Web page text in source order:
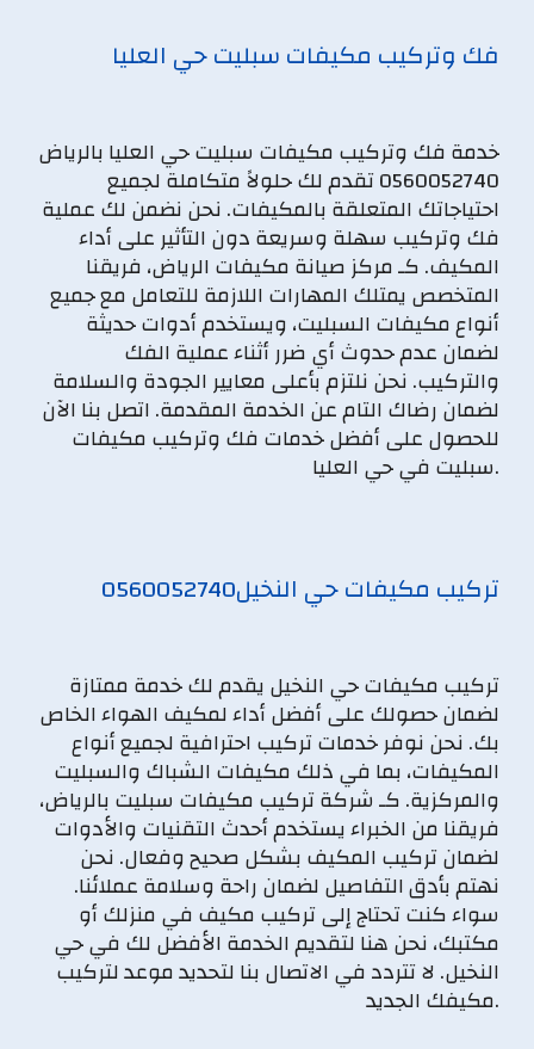
فك وتركيب مكيفات سبليت حي العليا
خدمة فك وتركيب مكيفات سبليت حي العليا بالرياض
0560052740 تقدم لك حلولاً متكاملة لجميع
احتياجاتك المتعلقة بالمكيفات. نحن نضمن لك عملية
فك وتركيب سهلة وسريعة دون التأثير على أداء
المكيف. كـ مركز صيانة مكيفات الرياض، فريقنا
المتخصص يمتلك المهارات اللازمة للتعامل مع جميع
أنواع مكيفات السبليت، ويستخدم أدوات حديثة
لضمان عدم حدوث أي ضرر أثناء عملية الفك
والتركيب. نحن نلتزم بأعلى معايير الجودة والسلامة
لضمان رضاك التام عن الخدمة المقدمة. اتصل بنا الآن
للحصول على أفضل خدمات فك وتركيب مكيفات
سبليت في حي العليا.
0560052740تركيب مكيفات حي النخيل
تركيب مكيفات حي النخيل يقدم لك خدمة ممتازة
لضمان حصولك على أفضل أداء لمكيف الهواء الخاص
بك. نحن نوفر خدمات تركيب احترافية لجميع أنواع
المكيفات، بما في ذلك مكيفات الشباك والسبليت
والمركزية. كـ شركة تركيب مكيفات سبليت بالرياض،
فريقنا من الخبراء يستخدم أحدث التقنيات والأدوات
لضمان تركيب المكيف بشكل صحيح وفعال. نحن
نهتم بأدق التفاصيل لضمان راحة وسلامة عملائنا.
سواء كنت تحتاج إلى تركيب مكيف في منزلك أو
مكتبك، نحن هنا لتقديم الخدمة الأفضل لك في حي
النخيل. لا تتردد في الاتصال بنا لتحديد موعد لتركيب
مكيفك الجديد.